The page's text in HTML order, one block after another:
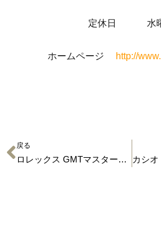
定休日 水
ホームページ http://
戻る
ロレックス GMTマスター2 Ref.16710 【時計の買取】